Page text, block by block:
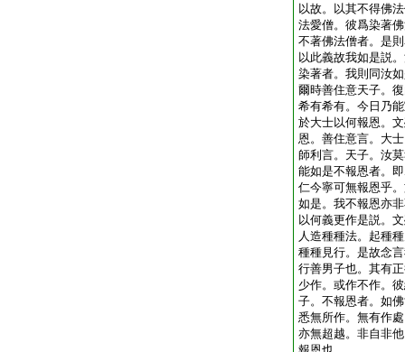
以故。以其不得佛
法愛僧。彼爲染著
不著佛法僧者。是
以此義故我如是説
染著者。我則同汝
爾時善住意天子。
希有希有。今日乃
於大士以何報恩。
恩。善住意言。大
師利言。天子。汝
能如是不報恩者。
仁今寧可無報恩乎
如是。我不報恩亦
以何義更作是説。
人造種種法。起種
種種見行。是故念
行善男子也。其有
少作。或作不作。
子。不報恩者。如
悉無所作。無有作
亦無超越。非自非